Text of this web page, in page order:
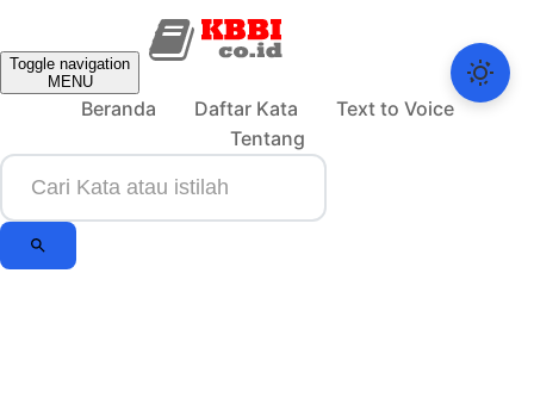
Toggle navigation
MENU
Beranda Daftar Kata
Text to Voice
Tentang